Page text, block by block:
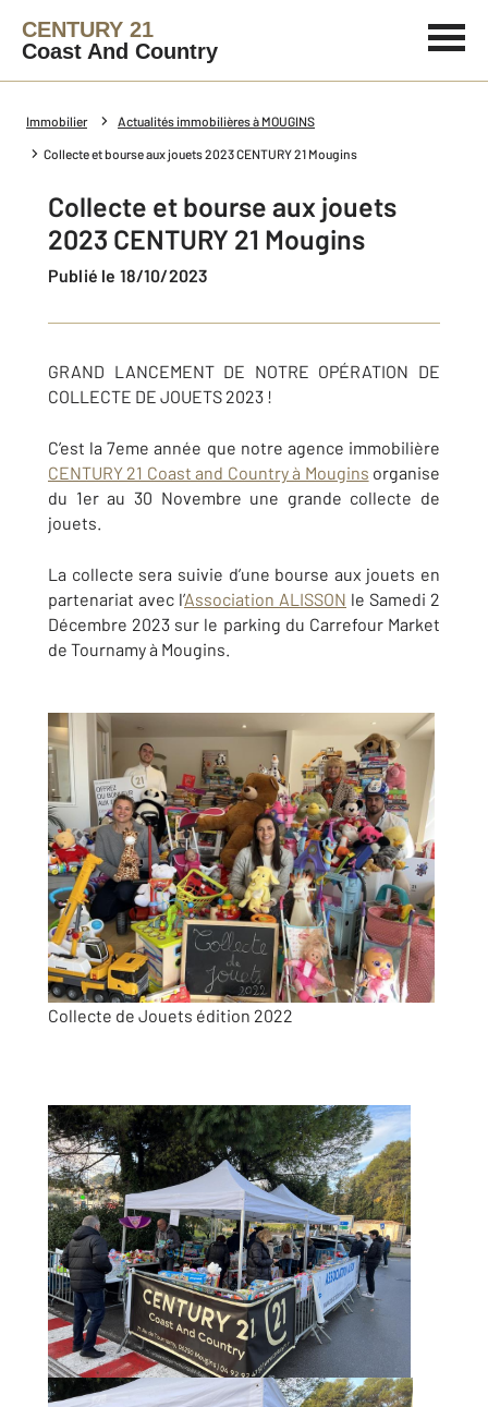
CENTURY 21
Coast And Country
Immobilier Actualités immobilières à MOUGINS
Collecte et bourse aux jouets 2023 CENTURY 21 Mougins
Collecte et bourse aux jouets
2023 CENTURY 21 Mougins
Publié le 18/10/2023
GRAND LANCEMENT DE NOTRE OPÉRATION DE
COLLECTE DE JOUETS 2023 !
C’est la 7eme année que notre agence immobilière
CENTURY 21 Coast and Country à Mougins organise
du 1er au 30 Novembre une grande collecte de
jouets.
La collecte sera suivie d’une bourse aux jouets en
partenariat avec l’Association ALISSON le Samedi 2
Décembre 2023 sur le parking du Carrefour Market
de Tournamy à Mougins.
Collecte de Jouets édition 2022